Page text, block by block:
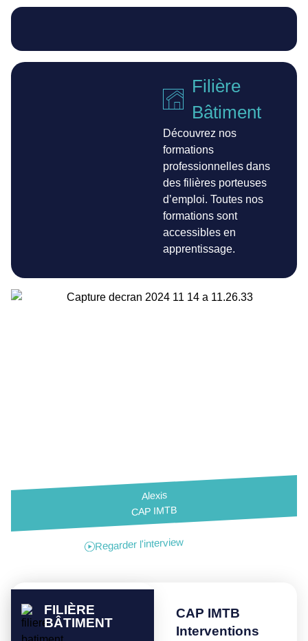
Filière
Bâtiment
Découvrez nos
formations
professionnelles dans
des filières porteuses
d’emploi. Toutes nos
formations sont
accessibles en
apprentissage.
Alexis
CAP IMTB
Regarder l'interview
FILIÈRE
BÂTIMENT
CAP IMTB
Interventions